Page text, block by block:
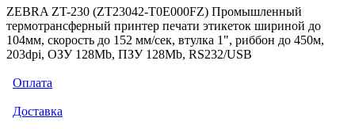
ZEBRA ZT-230 (ZT23042-T0E000FZ) Промышленный
термотрансферный принтер печати этикеток шириной до
104мм, скорость до 152 мм/сек, втулка 1", риббон до 450м,
203dpi, ОЗУ 128Mb, ПЗУ 128Mb, RS232/USB
Оплата
Доставка